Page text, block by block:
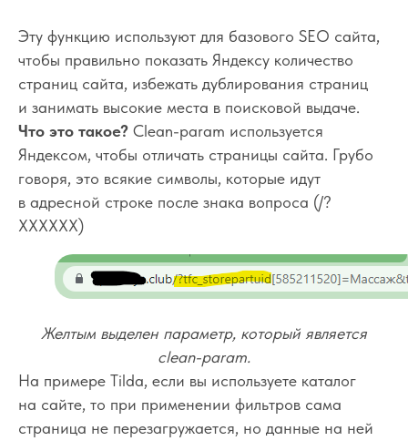
Эту функцию используют для базового SEO сайта,
чтобы правильно показать Яндексу количество
страниц сайта, избежать дублирования страниц
и занимать высокие места в поисковой выдаче.
Что это такое? Clean-param используется
Яндексом, чтобы отличать страницы сайта. Грубо
говоря, это всякие символы, которые идут
в адресной строке после знака вопроса (/?
ХХХХХХ)
Желтым выделен параметр, который является
clean-param.
На примере Tilda, если вы используете каталог
на сайте, то при применении фильтров сама
страница не перезагружается, но данные на ней